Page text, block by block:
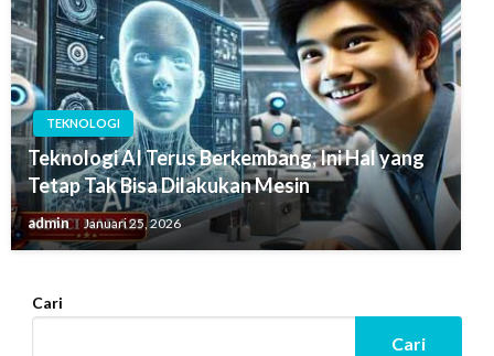
TEKNOLOGI
Teknologi AI Terus Berkembang, Ini Hal yang
Tetap Tak Bisa Dilakukan Mesin
admin Januari 25, 2026
Cari
Cari